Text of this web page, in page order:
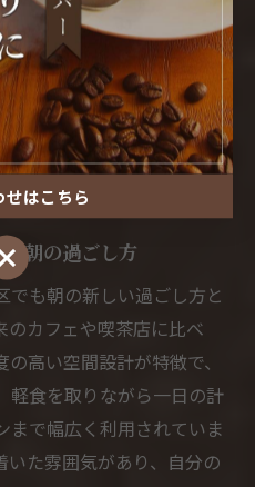
理想の朝を叶えてみてく
ごせるカフェ
魅力
朝の過ごし方
でも朝の新しい過ごし方と
のカフェや喫茶店に比べ
高い空間設計が特徴で、
軽食を取りながら一日の計
まで幅広く利用されていま
いた雰囲気があり、自分の
せはこちら
せはこちら